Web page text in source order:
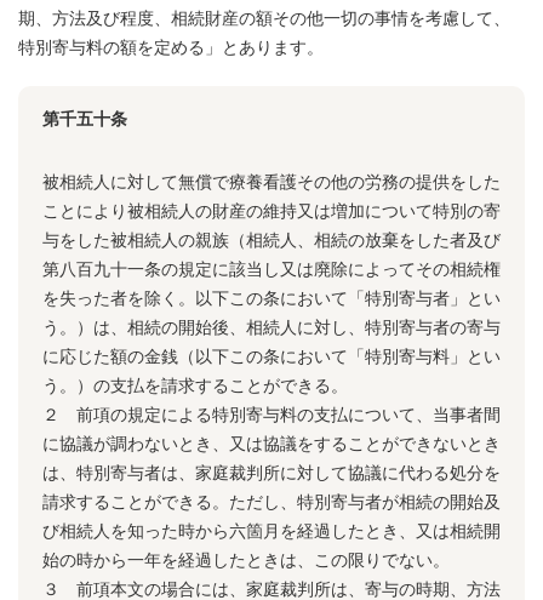
期、方法及び程度、相続財産の額その他一切の事情を考慮して、
特別寄与料の額を定める」とあります。
第千五十条
被相続人に対して無償で療養看護その他の労務の提供をした
ことにより被相続人の財産の維持又は増加について特別の寄
与をした被相続人の親族（相続人、相続の放棄をした者及び
第八百九十一条の規定に該当し又は廃除によってその相続権
を失った者を除く。以下この条において「特別寄与者」とい
う。）は、相続の開始後、相続人に対し、特別寄与者の寄与
に応じた額の金銭（以下この条において「特別寄与料」とい
う。）の支払を請求することができる。
２ 前項の規定による特別寄与料の支払について、当事者間
に協議が調わないとき、又は協議をすることができないとき
は、特別寄与者は、家庭裁判所に対して協議に代わる処分を
請求することができる。ただし、特別寄与者が相続の開始及
び相続人を知った時から六箇月を経過したとき、又は相続開
始の時から一年を経過したときは、この限りでない。
３ 前項本文の場合には、家庭裁判所は、寄与の時期、方法